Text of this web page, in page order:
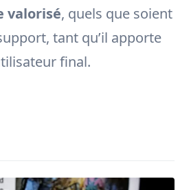
valorisé, quels que soient
tant qu’il apporte
final.